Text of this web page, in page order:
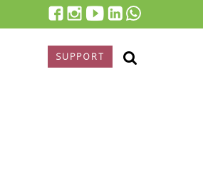
SUPPORT